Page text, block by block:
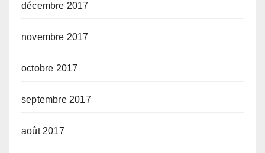
décembre 2017
novembre 2017
octobre 2017
septembre 2017
août 2017